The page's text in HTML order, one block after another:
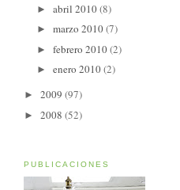
► abril 2010(8)
► marzo 2010(7)
► febrero 2010(2)
► enero 2010(2)
► 2009 (97)
► 2008 (52)
PUBLICACIONES